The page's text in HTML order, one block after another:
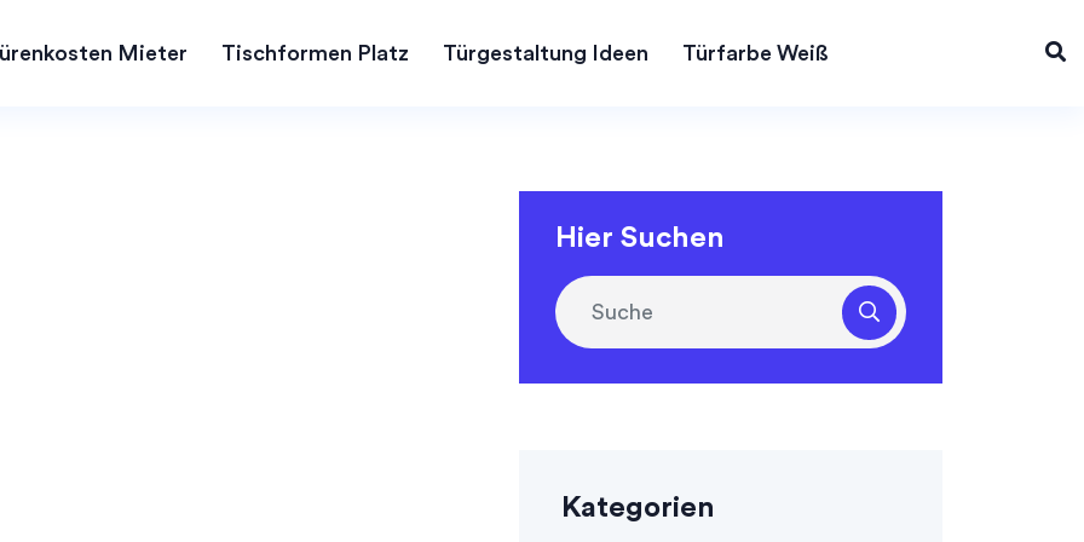
Mieter Tischformen Platz Türgestaltung Ideen Türfarbe Weiß
Hier Suchen
Kategorien